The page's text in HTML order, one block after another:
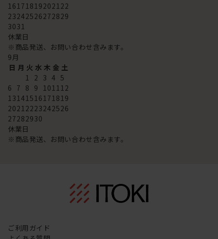
16171819202122
23242526272829
3031
休業日
※商品発送、お問い合わせ含みます。
9月
日 月 火 水 木 金 土
1 2 3 4 5
6 7 8 9 101112
13141516171819
20212223242526
27282930
休業日
※商品発送、お問い合わせ含みます。
ご利用ガイド